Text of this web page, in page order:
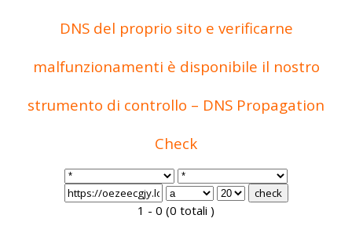
DNS del proprio sito e verificarne
malfunzionamenti è disponibile il nostro
strumento di controllo – DNS Propagation
Check
1 - 0 (0 totali )